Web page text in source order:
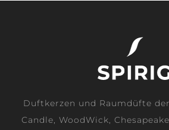
Duftkerzen und Raumdüfte
Candle, WoodWick,